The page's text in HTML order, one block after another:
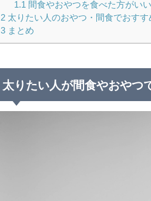
1.1 間食やおやつを食べた方がい
2 太りたい人のおやつ・間食でおす
3 まとめ
太りたい人が間食やおやつ